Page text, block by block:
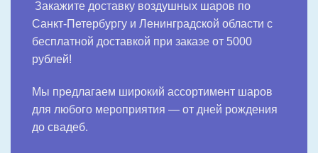
Закажите доставку воздушных шаров по
Санкт-Петербургу и Ленинградской области с
бесплатной доставкой при заказе от 5000
рублей!
Мы предлагаем широкий ассортимент шаров
для любого мероприятия — от дней рождения
до свадеб.